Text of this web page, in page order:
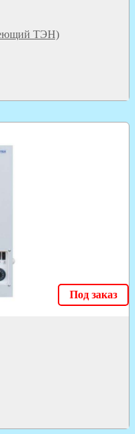
ТЭН)
Под заказ